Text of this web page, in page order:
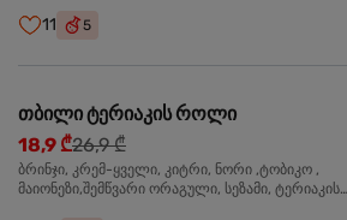
11 5
თბილი ტერიაკის როლი
18,9 ₾26,9 ₾
ბრინჯი, კრემ-ყველი, კიტრი, ნორი ,ტობიკო ,
მაიონეზი,შემწვარი ორაგული, სეზამი, ტერიაკის